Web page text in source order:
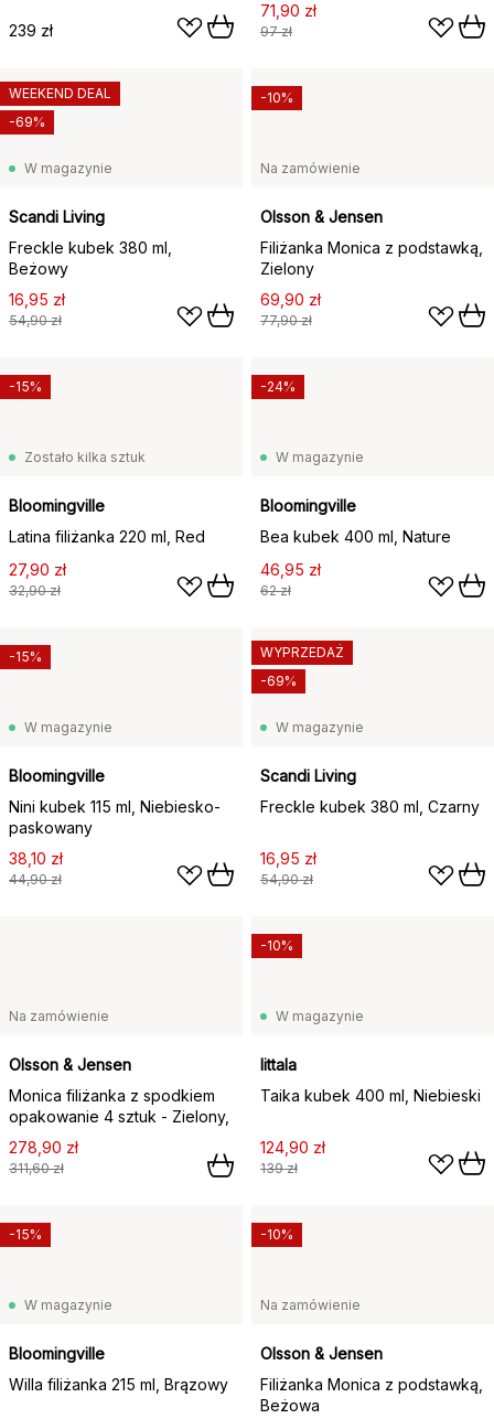
239 zł
71,90 zł
97 zł
W magazynie
Scandi Living
Freckle kubek 380 ml,
Beżowy
16,95 zł
54,90 zł
WEEKEND DEAL
-69%
Na zamówienie
Olsson & Jensen
Filiżanka Monica z podstawką,
Zielony
69,90 zł
77,90 zł
-10%
Zostało kilka sztuk
Bloomingville
Latina filiżanka 220 ml, Red
27,90 zł
32,90 zł
-15%
W magazynie
Bloomingville
Bea kubek 400 ml, Nature
46,95 zł
62 zł
-24%
W magazynie
Bloomingville
Nini kubek 115 ml, Niebiesko-
paskowany
38,10 zł
44,90 zł
-15%
W magazynie
Scandi Living
Freckle kubek 380 ml, Czarny
16,95 zł
54,90 zł
WYPRZEDAŻ
-69%
Na zamówienie
Olsson & Jensen
Monica filiżanka z spodkiem
opakowanie 4 sztuk - Zielony,
278,90 zł
311,60 zł
W magazynie
Iittala
Taika kubek 400 ml, Niebieski
124,90 zł
139 zł
-10%
W magazynie
Bloomingville
Willa filiżanka 215 ml, Brązowy
-15%
Na zamówienie
Olsson & Jensen
Filiżanka Monica z podstawką,
Beżowa
-10%